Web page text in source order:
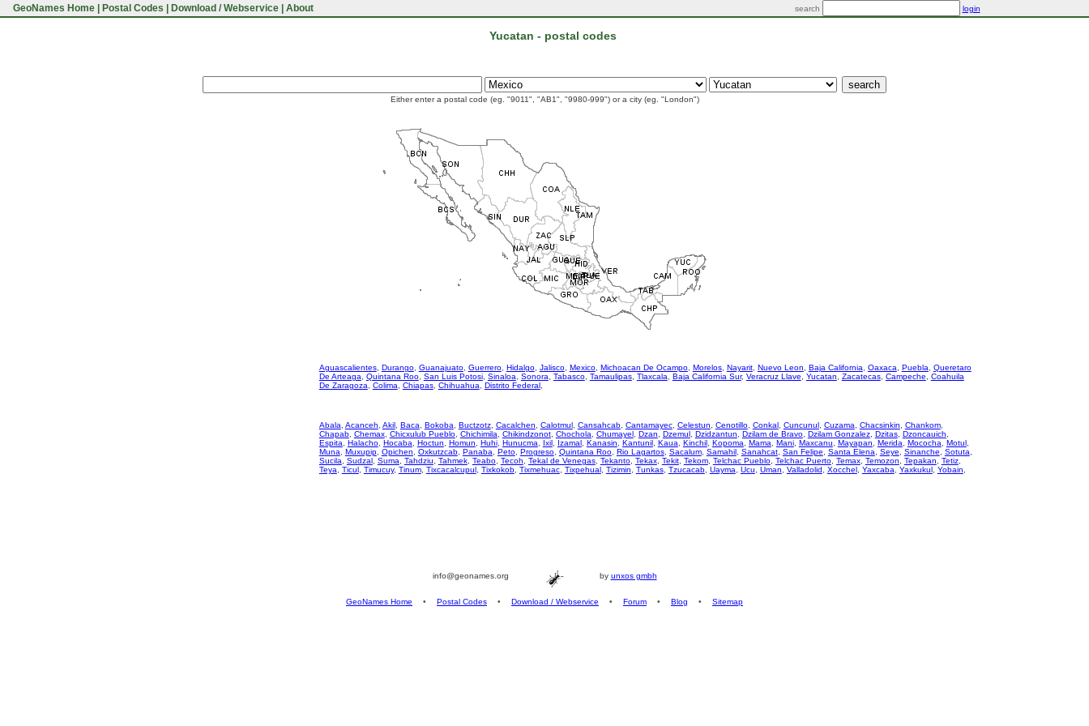
GeoNames Home Postal Codes Download / Webservice About search login
Yucatan - postal codes
Either enter a postal code (eg. "9011", "AB1", "9980-999") or a city (eg. "London")
Aguascalientes, Durango, Guanajuato, Guerrero, Hidalgo, Jalisco, Mexico, Michoacan De Ocampo, Morelos, Nayarit, Nuevo Leon Baja California Oaxaca Puebla
Queretaro
De Arteaga
Quintana Roo, San Luis Potosi, Sinaloa Sonora Tabasco, Tamaulipas, Tlaxcala Baja California Sur, Veracruz Llave Yucatan Zacatecas, Campeche
Coahuila
De Zaragoza
Colima Chiapas, Chihuahua Distrito Federal,
Abala Acanceh Akil, Baca Bokoba Buctzotz, Cacalchen Calotmul, Cansahcab, Cantamayec, Celestun Cenotillo, Conkal, Cuncunul, Cuzama Chacsinkin Chankom,
Chapab, Chemax, Chicxulub Pueblo, Chichimila Chikindzonot, Chochola Chumayel, Dzan Dzemul, Dzidzantun Dzilam de Bravo, Dzilam Gonzalez, Dzitas, Dzoncauich
Espita
Halacho, Hocaba Hoctun Homun Huhi, Hunucma Ixil, Izamal, Kanasin Kantunil, Kaua Kinchil, Kopoma Mama Mani, Maxcanu Mayapan Merida Mococha Motul,
Muna
Muxupip, Opichen Oxkutzcab, Panaba Peto, Progreso, Quintana Roo, Rio Lagartos, Sacalum, Samahil, Sanahcat, San Felipe Santa Elena Seye Sinanche Sotuta
Sucila
Sudzal, Suma Tahdziu Tahmek, Teabo, Tecoh Tekal de Venegas, Tekanto, Tekax, Tekit, Tekom, Telchac Pueblo, Telchac Puerto, Temax, Temozon Tepakan Tetiz,
Teya
Ticul, Timucuy, Tinum, Tixcacalcupul, Tixkokob, Tixmehuac, Tixpehual, Tizimin Tunkas, Tzucacab, Uayma Ucu Uman Valladolid Xocchel, Yaxcaba Yaxkukul, Yobain
info@geonames.org by unxos gmbh
GeoNames Home • Postal Codes • Download / Webservice • Forum • Blog • Sitemap